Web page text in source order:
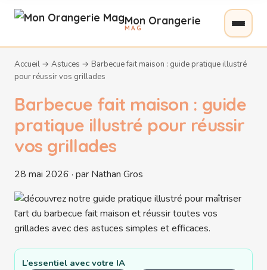
Mon Orangerie
MAG
Accueil → Astuces → Barbecue fait maison : guide pratique illustré
pour réussir vos grillades
Barbecue fait maison : guide
pratique illustré pour réussir
vos grillades
28 mai 2026 · par Nathan Gros
L’essentiel avec votre IA